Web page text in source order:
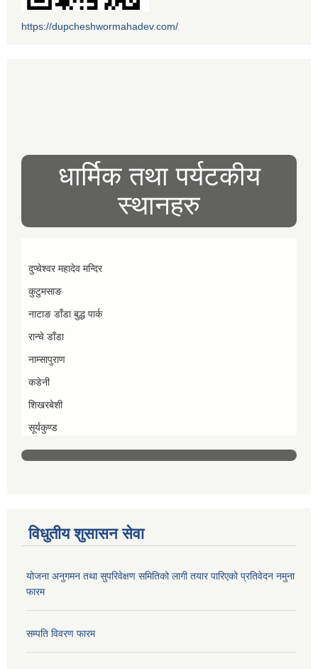
https://dupcheshwormahadev.com/
धार्मिक तथा पर्यटकीय
स्थानहरु
दुप्चेश्वर महादेव मन्दिर
कुटुमसाङ
नाटाङ डाँडा बुद्ध पार्क
रान्चे डाँडा
नाम्सापुराण
कडेनी
शिखरबेशी
सूर्यकुण्ड
विधुतीय शुसासन सेवा
योजना अनुगमन तथा सुपरिवेक्षण समितिको लागी तयार पारिएको प्रतिवेदन नमुना
फारम
सम्पति विवरण फारम